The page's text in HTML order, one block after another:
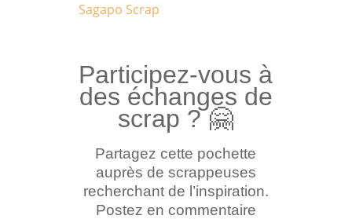
Participez-vous à
des échanges de
scrap ?🤗
Partagez cette pochette
auprès de scrappeuses
recherchant de l’inspiration.
Postez en commentaire